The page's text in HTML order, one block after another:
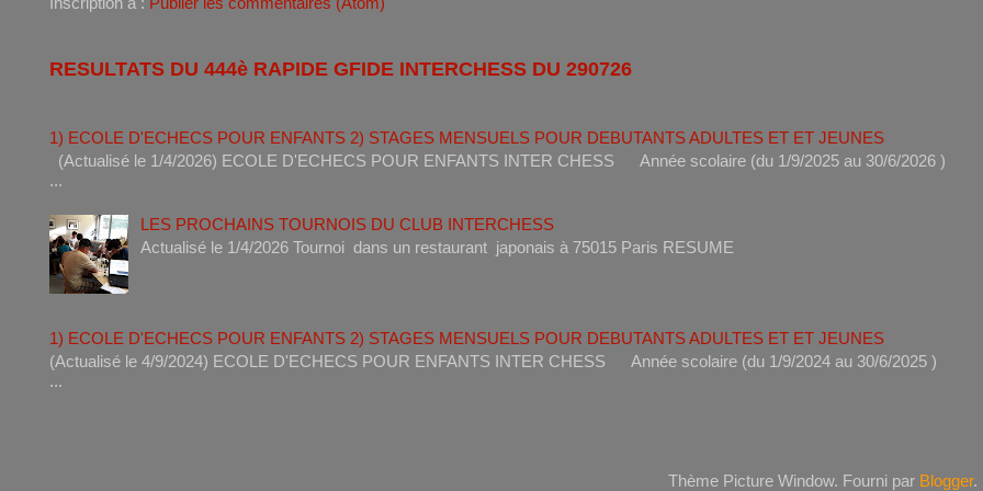
RESULTATS DU 444è RAPIDE GFIDE INTERCHESS DU 290726
1) ECOLE D'ECHECS POUR ENFANTS 2) STAGES MENSUELS POUR DEBUTANTS ADULTES ET ET JEUNES
(Actualisé le 1/4/2026) ECOLE D'ECHECS POUR ENFANTS INTER CHESS Année scolaire (du 1/9/2025 au 30/
...
LES PROCHAINS TOURNOIS DU CLUB INTERCHESS
Actualisé le 1/4/2026 Tournoi dans un restaurant japonais à 75015 Paris
1) ECOLE D'ECHECS POUR ENFANTS 2) STAGES MENSUELS POUR DEBUTANTS ADULTES ET ET JEUNES
(Actualisé le 4/9/2024) ECOLE D'ECHECS POUR ENFANTS INTER CHESS Année scolaire (du 1/9/2024 au 30/
...
Thème Picture Window. Fourni par Blogger.